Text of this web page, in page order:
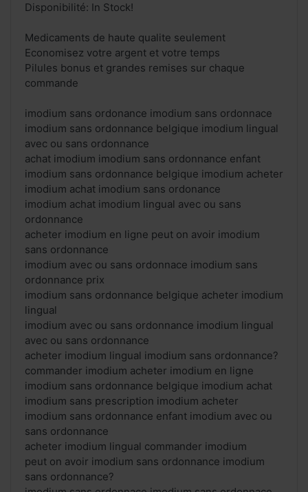
Disponibilité: In Stock!
Medicaments de haute qualite seulement
Economisez votre argent et votre temps
Pilules bonus et grandes remises sur chaque
commande
imodium sans ordonance imodium sans ordonnace
imodium sans ordonnance belgique imodium lingual
avec ou sans ordonnance
achat imodium imodium sans ordonnance enfant
imodium sans ordonnance belgique imodium acheter
imodium achat imodium sans ordonance
imodium achat imodium lingual avec ou sans
ordonnance
acheter imodium en ligne peut on avoir imodium
sans ordonnance
imodium avec ou sans ordonnace imodium sans
ordonnance prix
imodium sans ordonnance belgique acheter imodium
lingual
imodium avec ou sans ordonnance imodium lingual
avec ou sans ordonnance
acheter imodium lingual imodium sans ordonnance?
commander imodium acheter imodium en ligne
imodium sans ordonnance belgique imodium achat
imodium sans prescription imodium acheter
imodium sans ordonnance enfant imodium avec ou
sans ordonnance
acheter imodium lingual commander imodium
peut on avoir imodium sans ordonnance imodium
sans ordonnance?